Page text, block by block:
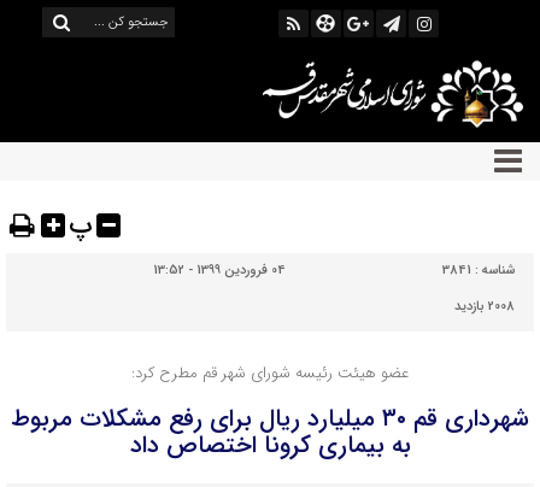
پ
شناسه : 3841
04 فروردین 1399 - 13:52
2008 بازدید
عضو هیئت رئیسه شورای شهر قم مطرح کرد:
شهرداری قم ۳۰ میلیارد ریال برای رفع مشکلات مربوط
به بیماری کرونا اختصاص داد